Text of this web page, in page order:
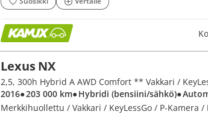
Lexus NX
2016● 203 000 km● Hybridi (bensiini/sähkö)●
Merkkihuollettu / Vakkari / KeyLessGo / P-Kamera /